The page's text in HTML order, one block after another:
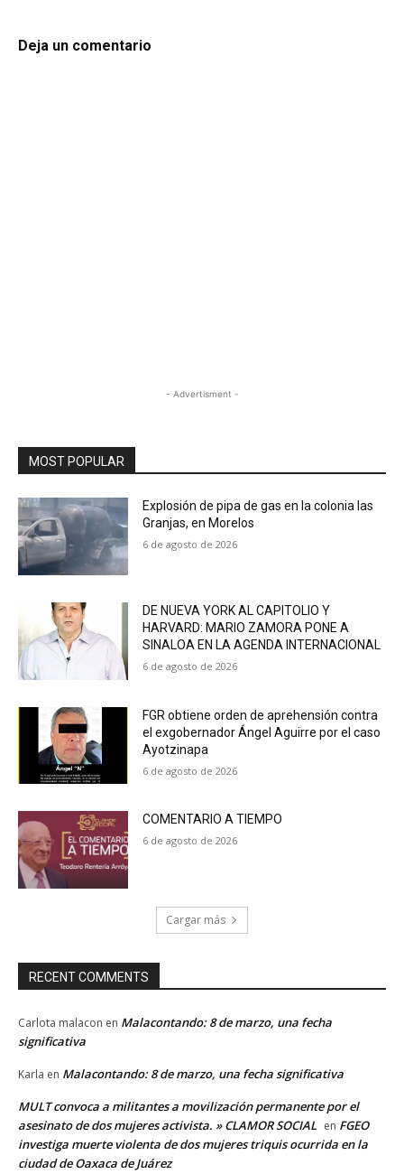
Deja un comentario
- Advertisment -
MOST POPULAR
Explosión de pipa de gas en la colonia las
Granjas, en Morelos
6 de agosto de 2026
DE NUEVA YORK AL CAPITOLIO Y
HARVARD: MARIO ZAMORA PONE A
SINALOA EN LA AGENDA INTERNACIONAL
6 de agosto de 2026
FGR obtiene orden de aprehensión contra
el exgobernador Ángel Aguirre por el caso
Ayotzinapa
6 de agosto de 2026
COMENTARIO A TIEMPO
6 de agosto de 2026
Cargar más
RECENT COMMENTS
Carlota malacon en Malacontando: 8 de marzo, una fecha
significativa
Karla en Malacontando: 8 de marzo, una fecha significativa
MULT convoca a militantes a movilización permanente por el
asesinato de dos mujeres activista. » CLAMOR SOCIAL en FGEO
investiga muerte violenta de dos mujeres triquis ocurrida en la
ciudad de Oaxaca de Juárez